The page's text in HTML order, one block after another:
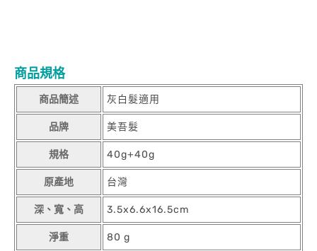
商品規格
商品簡述 灰白髮適用
品牌 美吾髮
規格 40g+40g
原產地 台灣
深、寬、高 3.5x6.6x16.5cm
淨重 80 g